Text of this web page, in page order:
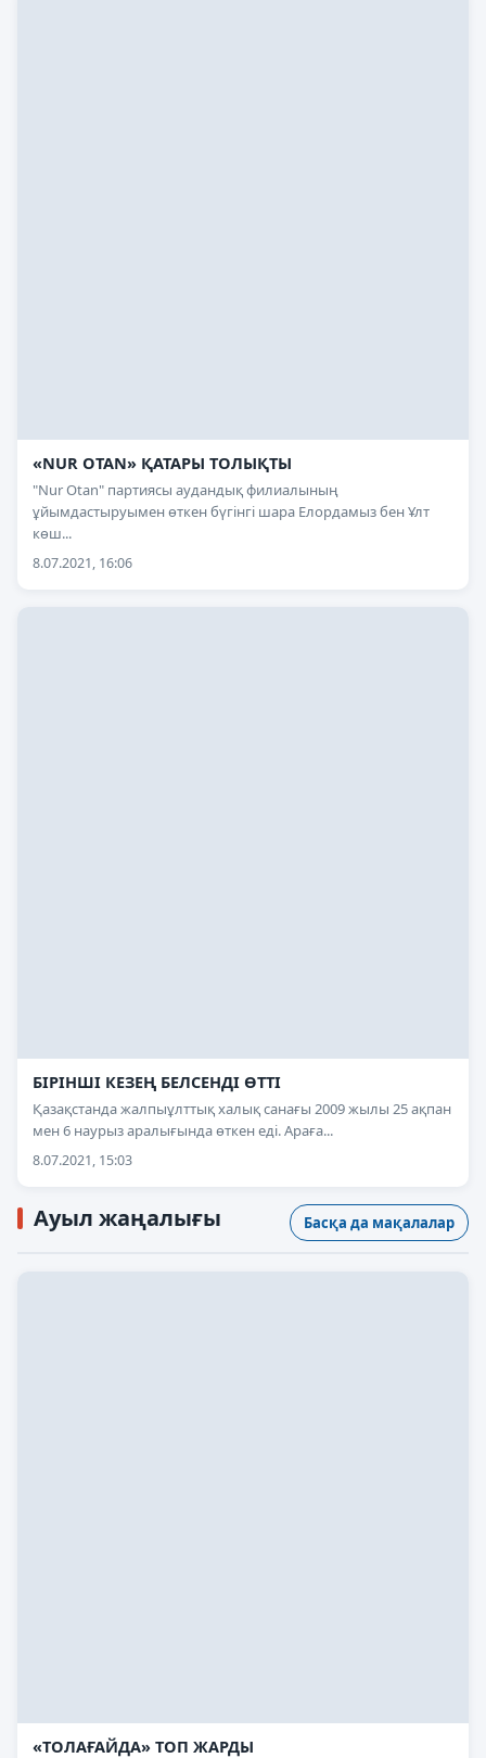
«NUR OTAN» ҚАТАРЫ ТОЛЫҚТЫ
"Nur Otan" партиясы аудандық филиалының
ұйымдастыруымен өткен бүгінгі шара Елордамыз бен Ұлт
көш...
8.07.2021, 16:06
БІРІНШІ КЕЗЕҢ БЕЛСЕНДІ ӨТТІ
Қазақстанда жалпыұлттық халық санағы 2009 жылы 25 ақпан
мен 6 наурыз аралығында өткен еді. Араға...
8.07.2021, 15:03
Ауыл жаңалығы Басқа да мақалалар
«ТОЛАҒАЙДА» ТОП ЖАРДЫ